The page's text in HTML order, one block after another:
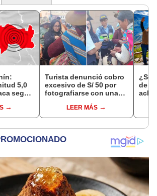
5,0
según
Turista denunció cobro
excesivo de S/ 50 por
fotografiarse con una
Serenazgo recuperó el
dinero
LEER MÁS
¿Se
de